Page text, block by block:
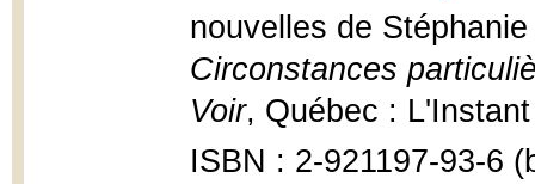
nouvelles de
Circonstances
Voir, Québec :
ISBN : 2-921197-93-6